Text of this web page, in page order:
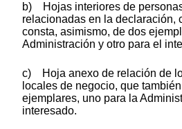
b) Hojas interiores de
relacionadas en la declaración,
consta, asimismo, de dos
Administración y otro para el
c) Hoja anexo de relación de
locales de negocio, que
ejemplares, uno para la
interesado.